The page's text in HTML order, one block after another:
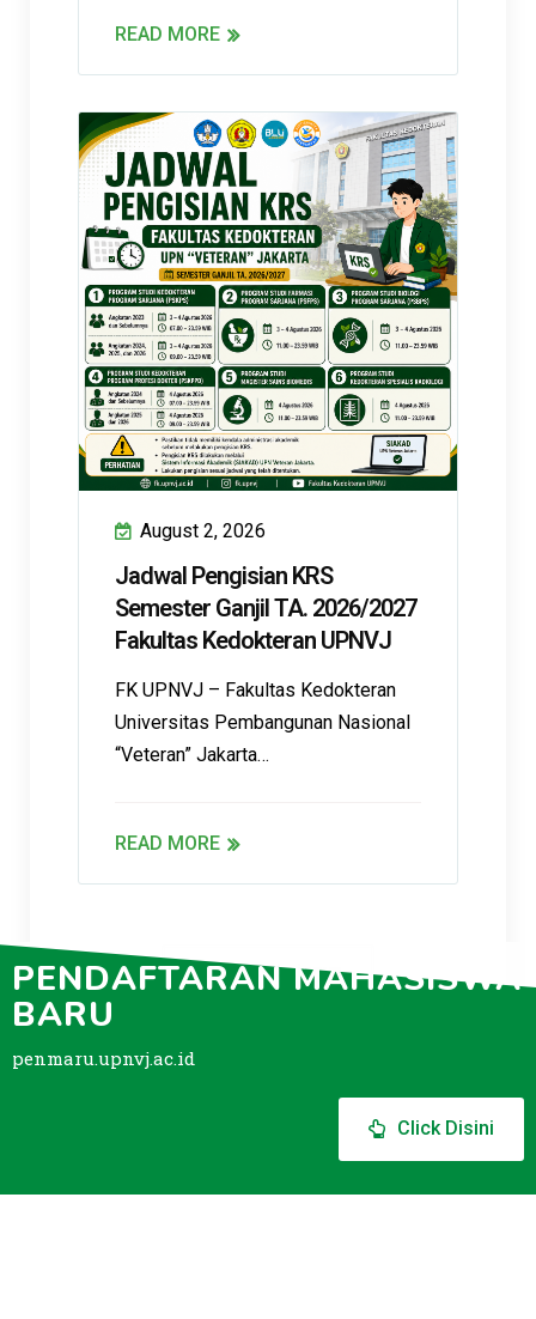
READ MORE
August 2, 2026
Jadwal Pengisian KRS
Semester Ganjil TA. 2026/2027
Fakultas Kedokteran UPNVJ
FK UPNVJ – Fakultas Kedokteran
Universitas Pembangunan Nasional
“Veteran” Jakarta…
READ MORE
Berita Lainnya
PENDAFTARAN MAHASISWA
BARU
penmaru.upnvj.ac.id
Click Disini